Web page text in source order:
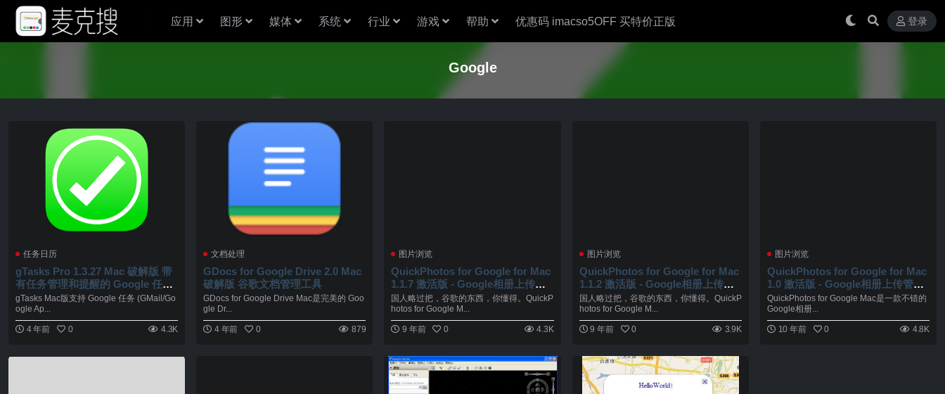
应用 图形 媒体 系统 行业 游戏 帮助 优惠码 imacso5OFF 买特价正版 登录
Google
任务日历
gTasks Pro 1.3.27 Mac 破解版 带
有任务管理和提醒的 Google 任务
管理器
gTasks Mac版支持 Google 任务 (GMail/Go
ogle Ap...
4 年前 0 4.3K
文档处理
GDocs for Google Drive 2.0 Mac
破解版 谷歌文档管理工具
GDocs for Google Drive Mac是完美的 Goo
gle Dr...
4 年前 0 879
图片浏览
QuickPhotos for Google for Mac
1.1.7 激活版 - Google相册上传管
理工具
国人略过把，谷歌的东西，你懂得。QuickP
hotos for Google M...
9 年前 0 4.3K
图片浏览
QuickPhotos for Google for Mac
1.1.2 激活版 - Google相册上传管
理工具
国人略过把，谷歌的东西，你懂得。QuickP
hotos for Google M...
9 年前 0 3.9K
图片浏览
QuickPhotos for Google for Mac
1.0 激活版 - Google相册上传管理
工具
QuickPhotos for Google Mac是一款不错的
Google相册...
10 年前 0 4.8K